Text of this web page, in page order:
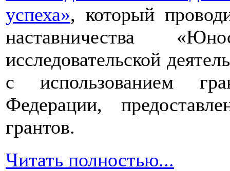
успеха», который
наставничества
исследовательской
с использованием
Федерации,
грантов.
Читать полностью...